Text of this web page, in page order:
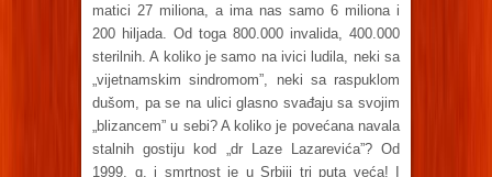
matici 27 miliona, a ima nas samo 6 miliona i
200 hiljada. Od toga 800.000 invalida, 400.000
sterilnih. A koliko je samo na ivici ludila, neki sa
„vijetnamskim sindromom”, neki sa raspuklom
dušom, pa se na ulici glasno svađaju sa svojim
„blizancem” u sebi? A koliko je povećana navala
stalnih gostiju kod „dr Laze Lazarevića”? Od
1999. g. i smrtnost je u Srbiji tri puta veća! I